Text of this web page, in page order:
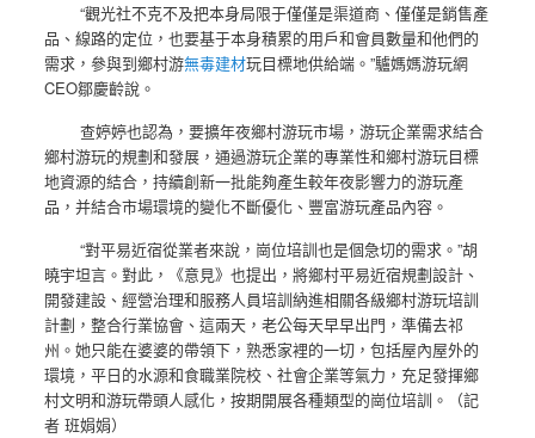
“觀光社不克不及把本身局限于僅僅是渠道商、僅僅是銷售產
品、線路的定位，也要基于本身積累的用戶和會員數量和他們的
需求，參與到鄉村游無毒建材玩目標地供給端。”驢媽媽游玩網
CEO鄒慶齡說。
查婷婷也認為，要擴年夜鄉村游玩市場，游玩企業需求結合
鄉村游玩的規劃和發展，通過游玩企業的專業性和鄉村游玩目標
地資源的結合，持續創新一批能夠產生較年夜影響力的游玩產
品，并結合市場環境的變化不斷優化、豐富游玩產品內容。
“對平易近宿從業者來說，崗位培訓也是個急切的需求。”胡
曉宇坦言。對此，《意見》也提出，將鄉村平易近宿規劃設計、
開發建設、經營治理和服務人員培訓納進相關各級鄉村游玩培訓
計劃，整合行業協會、這兩天，老公每天早早出門，準備去祁
州。她只能在婆婆的帶領下，熟悉家裡的一切，包括屋內屋外的
環境，平日的水源和食職業院校、社會企業等氣力，充足發揮鄉
村文明和游玩帶頭人感化，按期開展各種類型的崗位培訓。（記
者 班娟娟）